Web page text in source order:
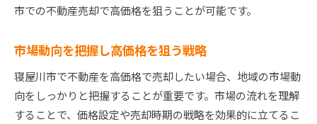
市での不動産売却で高価格を狙うことが可能です。
市場動向を把握し高価格を狙う戦略
寝屋川市で不動産を高価格で売却したい場合、地域の市場動
向をしっかりと把握することが重要です。市場の流れを理解
することで、価格設定や売却時期の戦略を効果的に立てるこ